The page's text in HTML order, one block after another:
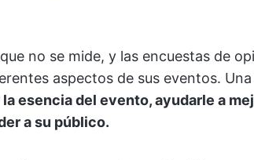
no se mide, y las encuestas de
aspectos de sus eventos.
esencia del evento, ayudarle a
a su público.